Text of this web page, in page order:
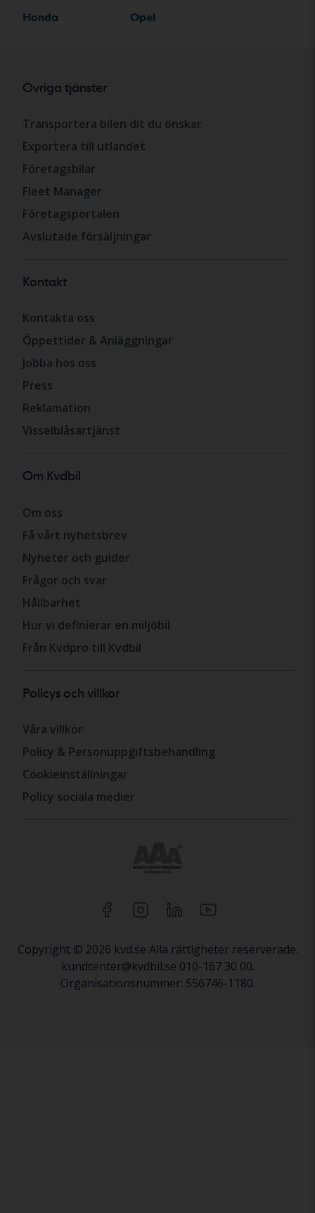
Honda
Opel
Övriga tjänster
Transportera bilen dit du önskar
Exportera till utlandet
Företagsbilar
Fleet Manager
Företagsportalen
Avslutade försäljningar
Kontakt
Kontakta oss
Öppettider & Anläggningar
Jobba hos oss
Press
Reklamation
Visselblåsartjänst
Om Kvdbil
Om oss
Få vårt nyhetsbrev
Nyheter och guider
Frågor och svar
Hållbarhet
Hur vi definierar en miljöbil
Från Kvdpro till Kvdbil
Policys och villkor
Våra villkor
Policy & Personuppgiftsbehandling
Cookieinställningar
Policy sociala medier
Copyright © 2026 kvd.se Alla rättigheter reserverade.
kundcenter@kvdbil.se 010-167 30 00.
Organisationsnummer: 556746-1180.